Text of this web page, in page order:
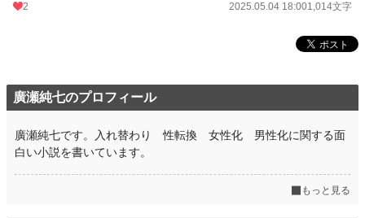
2 2025.05.04 18:001,014文字
廣瀬純七のプロフィール
廣瀬純七です。入れ替わり 性転換 女性化 男性化に関する面
白い小説を書いています。
もっと見る